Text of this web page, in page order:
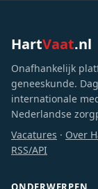
HartVaat.nl
Onafhankelijk
geneeskunde.
internationale
Nederlandse
Vacatures · Over
RSS/API